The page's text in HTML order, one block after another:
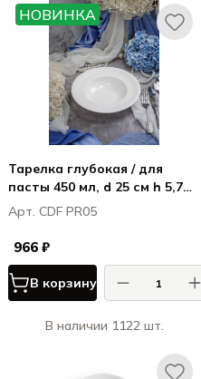
НОВИНКА
Тарелка глубокая / для
пасты 450 мл, d 25 см h 5,7
см, фарфор, Примавера /
Primavera
Арт. CDF PR05
966 ₽
В корзину
В наличии 1122 шт.